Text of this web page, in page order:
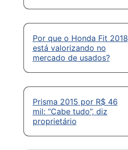
Por que o Honda Fit 2018
está valorizando no
mercado de usados?
Prisma 2015 por R$ 46
mil: “Cabe tudo”, diz
proprietário